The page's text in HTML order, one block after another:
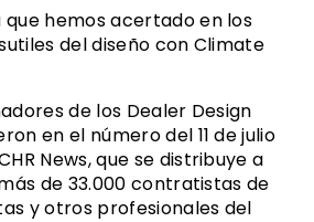
que hemos acertado en los
del diseño con Climate
de los Dealer Design
en el número del 11 de julio
News, que se distribuye a
de 33.000 contratistas de
y otros profesionales del